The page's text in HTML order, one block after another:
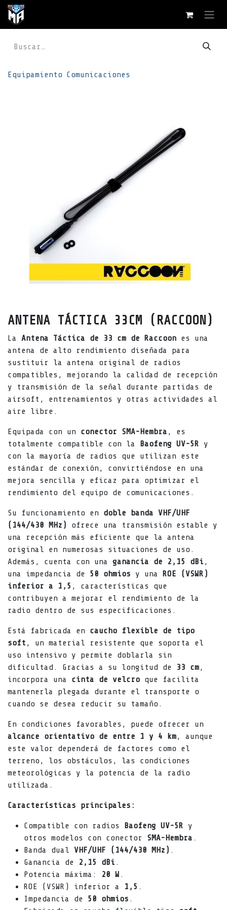
Ir al contenido
Equipamiento Comunicaciones
ANTENA TÁCTICA 33CM (RACCOON)
La Antena Táctica de 33 cm de Raccoon es una
antena de alto rendimiento diseñada para
sustituir la antena original de radios
compatibles, mejorando la calidad de recepción
y transmisión de la señal durante partidas de
airsoft, entrenamientos y otras actividades al
aire libre.
Equipada con un conector SMA-Hembra , es
totalmente compatible con la
Baofeng UV-5R y
con la mayoría de radios que utilizan este
estándar de conexión, convirtiéndose en una
mejora sencilla y eficaz para optimizar el
rendimiento del equipo de comunicaciones.
Su funcionamiento en doble banda VHF/UHF
(144/430 MHz)
ofrece una transmisión estable y
una recepción más eficiente que la antena
original en numerosas situaciones de uso.
Además, cuenta con una ganancia de 2,15 dBi ,
una impedancia de 50 ohmios y una ROE (VSWR)
inferior a 1,5 , características que
contribuyen a mejorar el rendimiento de la
radio dentro de sus especificaciones.
Está fabricada en caucho flexible de tipo
soft , un material resistente que soporta el
uso intensivo y permite doblarla sin
dificultad. Gracias a su longitud de
33 cm,
incorpora una cinta de velcro que facilita
mantenerla plegada durante el transporte o
cuando se desea reducir su tamaño.
En condiciones favorables, puede ofrecer un
alcance orientativo de entre 1 y 4 km, aunque
este valor dependerá de factores como el
terreno, los obstáculos, las condiciones
meteorológicas y la potencia de la radio
utilizada.
Características principales:
Compatible con radios Baofeng UV-5R y
otros modelos con conector SMA-Hembra .
Banda dual VHF/UHF (144/430 MHz) .
Ganancia de
2,15 dBi .
Potencia máxima:
20 W .
ROE (VSWR) inferior a
1,5 .
Impedancia de 50 ohmios .